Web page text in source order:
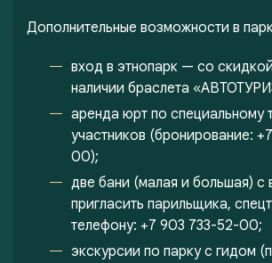
Дополнительные возможности в
вход в этнопарк — со
наличии браслета
аренда юрт по специальному
участников (бронирование:
00);
две бани (малая и большая)
пригласить парильщика,
телефону: +7 903 733-52-00;
экскурсии по парку с гидом